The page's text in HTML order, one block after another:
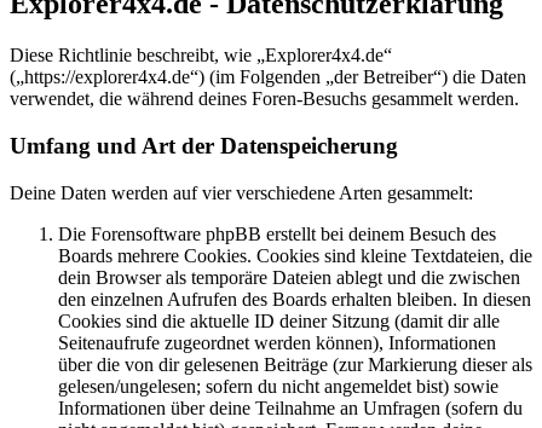
Diese Richtlinie beschreibt, wie „Explorer4x4.de“
(„https://explorer4x4.de“) (im Folgenden „der Betreiber“) die Daten
verwendet, die während deines Foren-Besuchs gesammelt werden.
Umfang und Art der Datenspeicherung
Deine Daten werden auf vier verschiedene Arten gesammelt:
Die Forensoftware phpBB erstellt bei deinem Besuch des
Boards mehrere Cookies. Cookies sind kleine Textdateien, die
dein Browser als temporäre Dateien ablegt und die zwischen
den einzelnen Aufrufen des Boards erhalten bleiben. In diesen
Cookies sind die aktuelle ID deiner Sitzung (damit dir alle
Seitenaufrufe zugeordnet werden können), Informationen
über die von dir gelesenen Beiträge (zur Markierung dieser als
gelesen/ungelesen; sofern du nicht angemeldet bist) sowie
Informationen über deine Teilnahme an Umfragen (sofern du